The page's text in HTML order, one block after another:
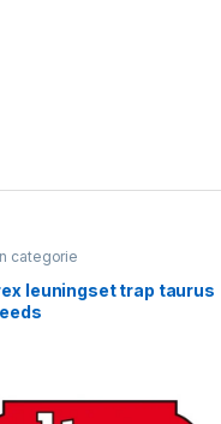
categorie
leuningset trap taurus